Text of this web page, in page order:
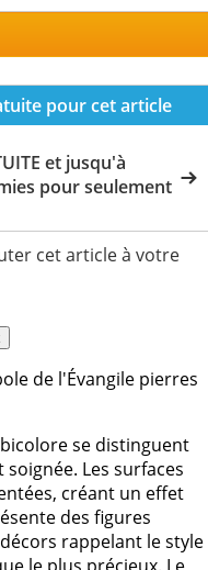
pour cet article
et jusqu'à
pour seulement
cet article à votre
de l'Évangile pierres
se distinguent
Les surfaces
créant un effet
des figures
rappelant le style